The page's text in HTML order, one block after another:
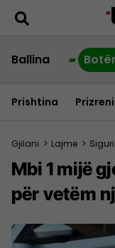
Ballina
Prishtina Prizreni
Gjilani > Lajme > Siguri
Mbi 1 mijë
për vetëm